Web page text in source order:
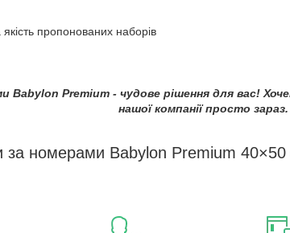
пропонованих наборів
Babylon Premium - чудове рішення для вас!
нашої компанії просто зараз.
за номерами Babylon Premium